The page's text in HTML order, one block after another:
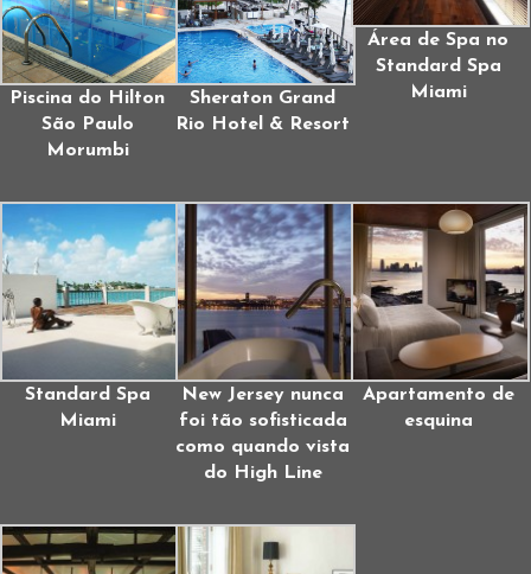
Piscina do Hilton
São Paulo
Morumbi
Sheraton Grand
Rio Hotel & Resort
Área de Spa no
Standard Spa
Miami
Standard Spa
Miami
New Jersey nunca
foi tão sofisticada
como quando vista
do High Line
Apartamento de
esquina